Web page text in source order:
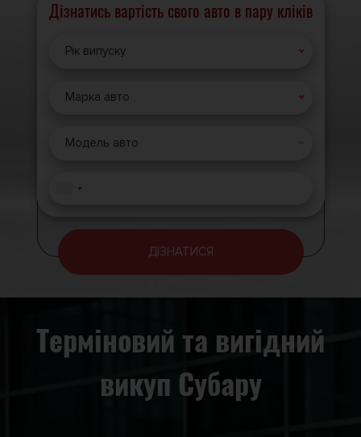
Дізнатись вартість свого авто в пару кліків
Рік випуску
Марка авто
Модель авто
ДІЗНАТИСЯ
Терміновий та вигідний
викуп Субару